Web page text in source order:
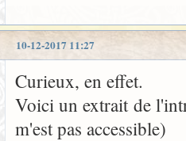
10-12-2017 11:27
Curieux, en effet.
Voici un extrait de
m'est pas accessible)